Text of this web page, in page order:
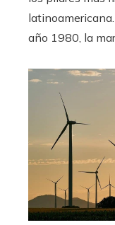
año 1980, la